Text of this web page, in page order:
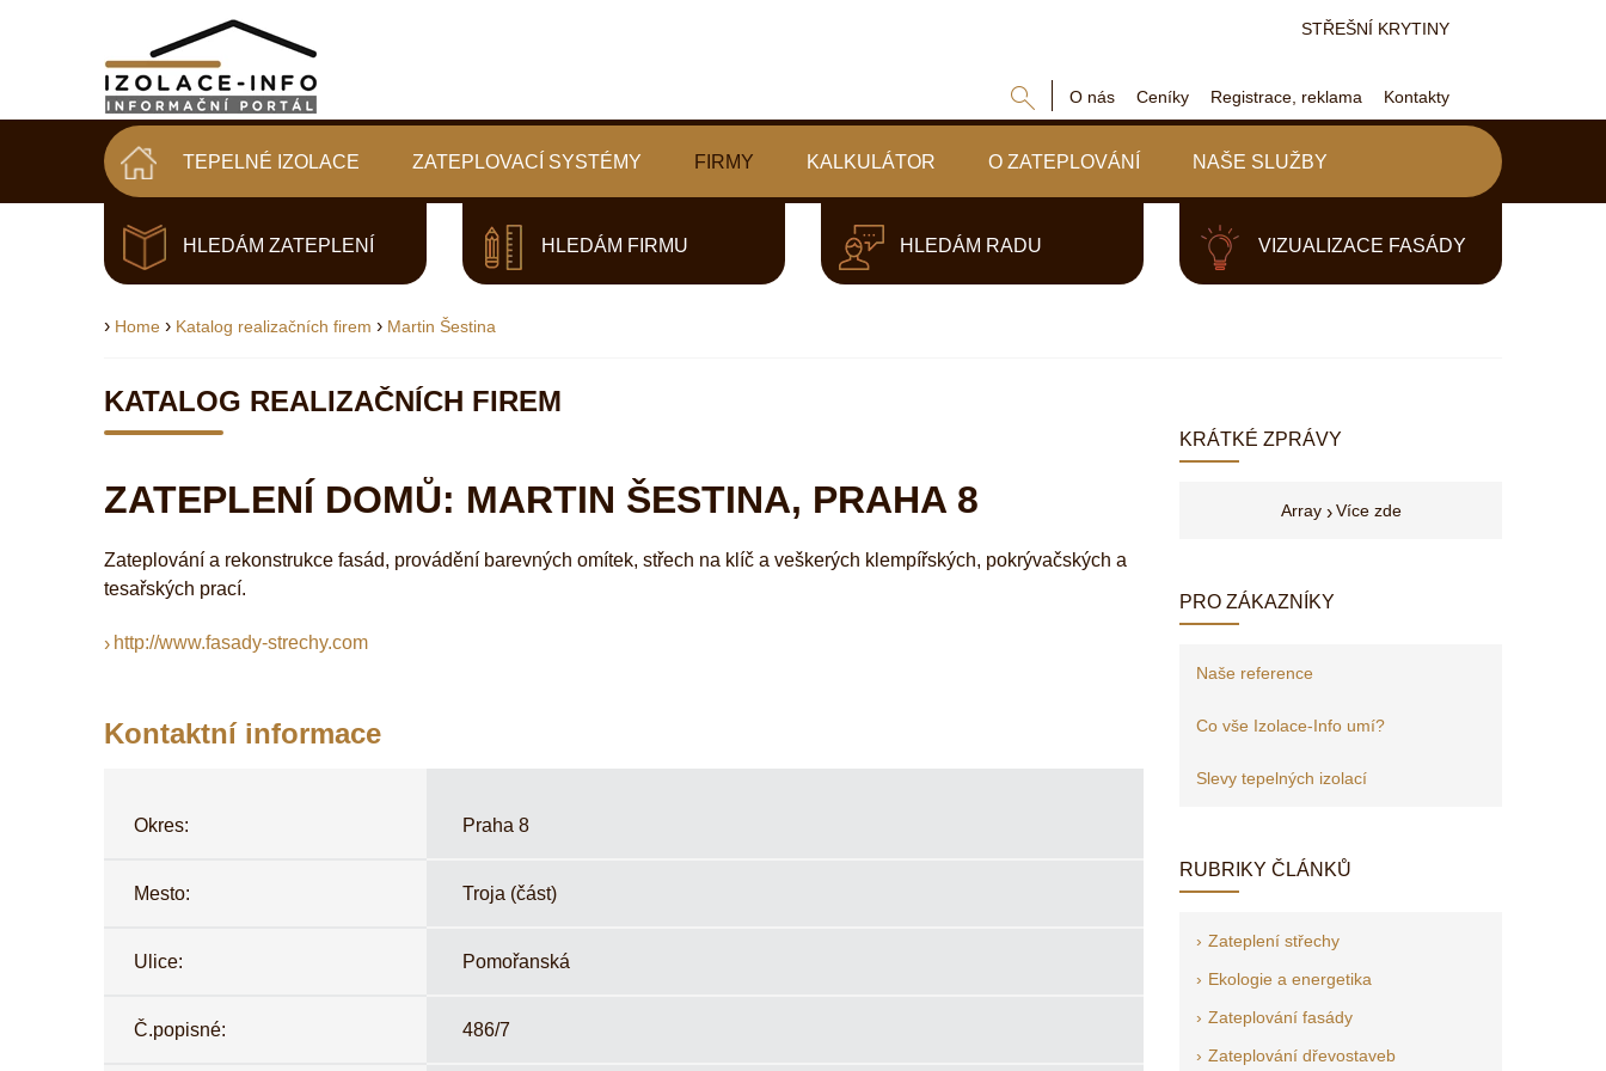
STŘEŠNÍ KRYTINY
O nás Ceníky Registrace, reklama Kontakty
TEPELNÉ IZOLACE ZATEPLOVACÍ SYSTÉMY FIRMY KALKULÁTOR O ZATEPLOVÁNÍ NAŠE SLUŽBY
HLEDÁM ZATEPLENÍ HLEDÁM FIRMU HLEDÁM RADU VIZUALIZACE FASÁDY
› Home › Katalog realizačních firem › Martin Šestina
KATALOG REALIZAČNÍCH FIREM
ZATEPLENÍ DOMŮ: MARTIN ŠESTINA, PRAHA 8
Zateplování a rekonstrukce fasád, provádění barevných omítek, střech na klíč a veškerých klempířských, pokrývačských a
tesařských prací.
http://www.fasady-strechy.com
Kontaktní informace
Okres: Praha 8
Mesto: Troja (část)
Ulice: Pomořanská
Č.popisné: 486/7
KRÁTKÉ ZPRÁVY
Array Více zde
PRO ZÁKAZNÍKY
Naše reference
Co vše Izolace-Info umí?
Slevy tepelných izolací
RUBRIKY ČLÁNKŮ
Zateplení střechy
Ekologie a energetika
Zateplování fasády
Zateplování dřevostaveb